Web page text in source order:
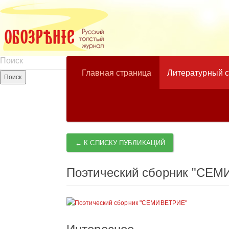
Главная страница Литературный
← К СПИСКУ ПУБЛИКАЦИЙ
Поэтический сборник